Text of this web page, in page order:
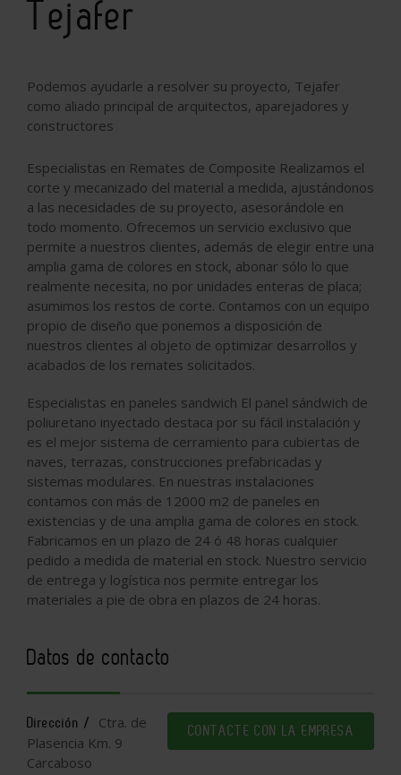
Tejafer
Podemos ayudarle a resolver su proyecto, Tejafer
como aliado principal de arquitectos, aparejadores y
constructores
Especialistas en Remates de Composite Realizamos el
corte y mecanizado del material a medida, ajustándonos
a las necesidades de su proyecto, asesorándole en
todo momento. Ofrecemos un servicio exclusivo que
permite a nuestros clientes, además de elegir entre una
amplia gama de colores en stock, abonar sólo lo que
realmente necesita, no por unidades enteras de placa;
asumimos los restos de corte. Contamos con un equipo
propio de diseño que ponemos a disposición de
nuestros clientes al objeto de optimizar desarrollos y
acabados de los remates solicitados.
Especialistas en paneles sandwich El panel sándwich de
poliuretano inyectado destaca por su fácil instalación y
es el mejor sistema de cerramiento para cubiertas de
naves, terrazas, construcciones prefabricadas y
sistemas modulares. En nuestras instalaciones
contamos con más de 12000 m2 de paneles en
existencias y de una amplia gama de colores en stock.
Fabricamos en un plazo de 24 ó 48 horas cualquier
pedido a medida de material en stock. Nuestro servicio
de entrega y logística nos permite entregar los
materiales a pie de obra en plazos de 24 horas.
Datos de contacto
CONTACTE CON LA EMPRESA
Dirección /
Ctra. de
Plasencia Km. 9
Carcaboso